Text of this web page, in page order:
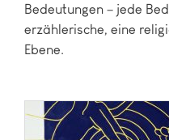
Bedeutungen – jede
erzählerische, eine
Ebene.